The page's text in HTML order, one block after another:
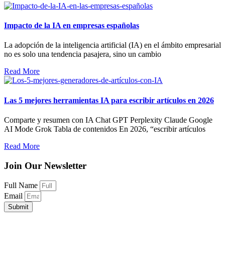
Impacto de la IA en empresas españolas
La adopción de la inteligencia artificial (IA) en el ámbito empresarial
no es solo una tendencia pasajera, sino un cambio
Read More
Las 5 mejores herramientas IA para escribir artículos en 2026
Comparte y resumen con IA Chat GPT Perplexity Claude Google
AI Mode Grok Tabla de contenidos En 2026, “escribir artículos
Read More
Join Our Newsletter
Full Name
Email
Submit